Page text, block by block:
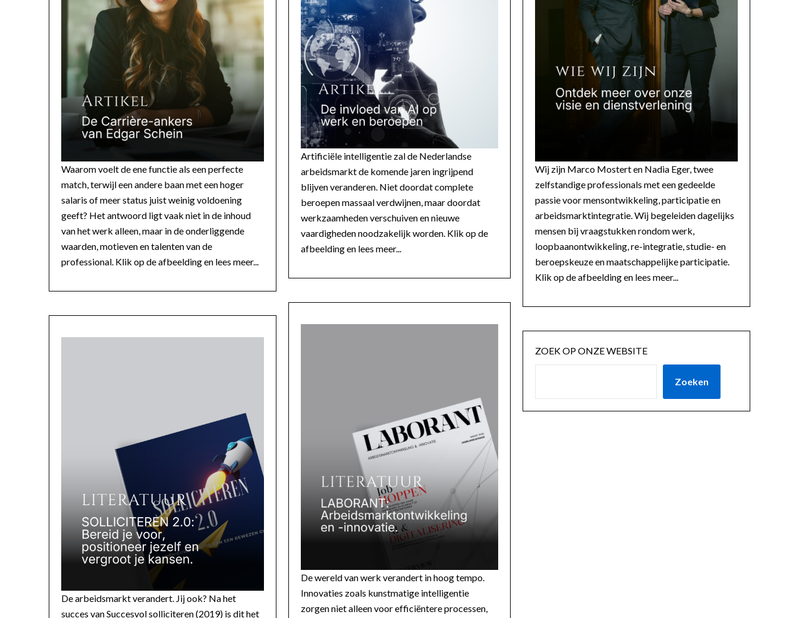
Waarom voelt de ene functie als een perfecte
match, terwijl een andere baan met een hoger
salaris of meer status juist weinig voldoening
geeft? Het antwoord ligt vaak niet in de inhoud
van het werk alleen, maar in de onderliggende
waarden, motieven en talenten van de
professional. Klik op de afbeelding en lees meer...
De arbeidsmarkt verandert. Jij ook? Na het
succes van Succesvol solliciteren (2019) is dit het
Artificiële intelligentie zal de Nederlandse
arbeidsmarkt de komende jaren ingrijpend
blijven veranderen. Niet doordat complete
beroepen massaal verdwijnen, maar doordat
werkzaamheden verschuiven en nieuwe
vaardigheden noodzakelijk worden. Klik op de
afbeelding en lees meer...
De wereld van werk verandert in hoog tempo.
Innovaties zoals kunstmatige intelligentie
zorgen niet alleen voor efficiëntere processen,
Wij zijn Marco Mostert en Nadia Eger, twee
zelfstandige professionals met een gedeelde
passie voor mensontwikkeling, participatie en
arbeidsmarktintegratie. Wij begeleiden dagelijks
mensen bij vraagstukken rondom werk,
loopbaanontwikkeling, re-integratie, studie- en
beroepskeuze en maatschappelijke participatie.
Klik op de afbeelding en lees meer...
ZOEK OP ONZE WEBSITE
Zoeken